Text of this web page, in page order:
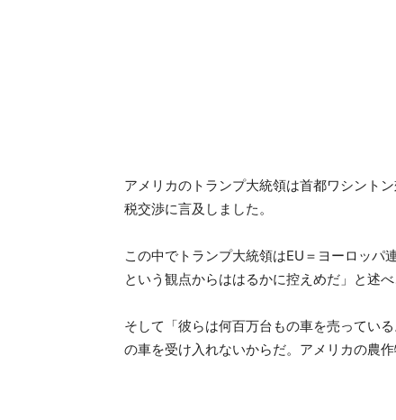
アメリカのトランプ大統領は首都ワシント
税交渉に言及しました。
この中でトランプ大統領はEU＝ヨーロッパ
という観点からははるかに控えめだ」と述
そして「彼らは何百万台もの車を売ってい
の車を受け入れないからだ。アメリカの農